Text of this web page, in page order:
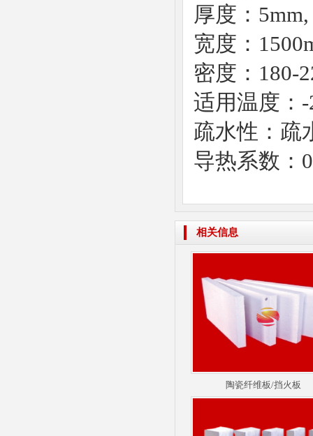
厚度：
宽度：
密度： 180-
适用温度：
疏水性 ：疏
导热系数 ：
相关信息
陶瓷纤维板/挡火板